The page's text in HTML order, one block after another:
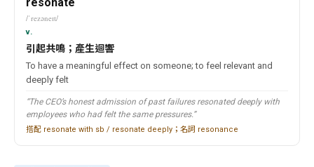
/ˈrezəneɪt/
v.
引起共鳴；產生迴響
To have a meaningful effect on someone; to feel relevant and
deeply felt
“The CEO’s honest admission of past failures resonated deeply with
employees who had felt the same pressures.”
搭配 resonate with sb / resonate deeply；名詞 resonance